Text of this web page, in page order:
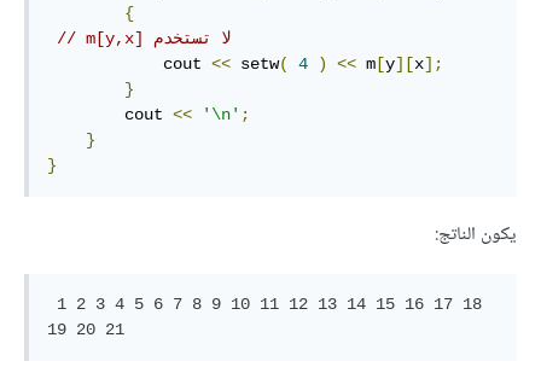
{
// m[y,x] لا تستخدم
            cout
<< setw( 4 ) << m [y][x];
}
        cout
<< '\n' ;
}
}
يكون الناتج: